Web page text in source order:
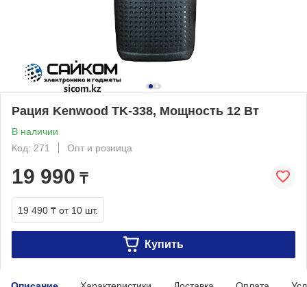
Рация Kenwood TK-338, Мощность 12 Вт
В наличии
Код: 271
Опт и розница
19 990 ₸
19 490 ₸ от 10 шт.
Купить